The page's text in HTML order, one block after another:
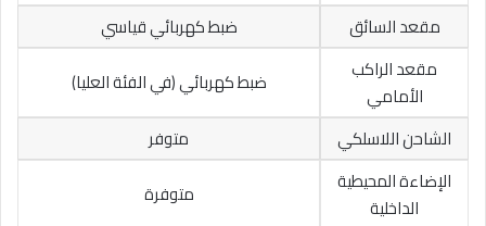
مقعد السائق
ضبط كهربائي قياسي
مقعد الراكب
الأمامي
ضبط كهربائي (في الفئة العليا)
الشاحن اللاسلكي
متوفر
الإضاءة المحيطية
الداخلية
متوفرة